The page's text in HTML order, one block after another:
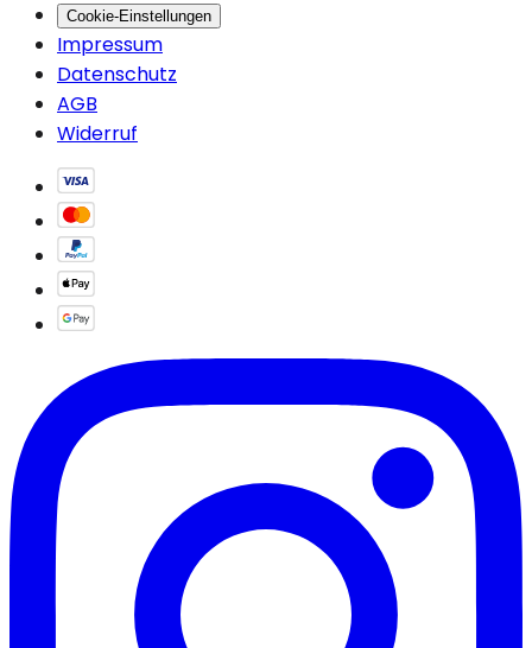
Cookie-Einstellungen
Impressum
Datenschutz
AGB
Widerruf